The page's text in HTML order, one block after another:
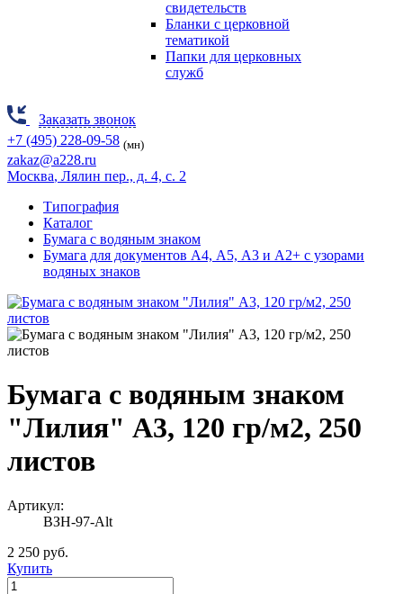
свидетельств
Бланки с церковной
тематикой
Папки для церковных
служб
Заказать звонок
+7 (495) 228-09-58 (мн)
zakaz@a228.ru
Москва, Лялин пер., д. 4, с. 2
Типография
Каталог
Бумага с водяным знаком
Бумага для документов А4, А5, А3 и А2+ с узорами
водяных знаков
Бумага с водяным знаком
"Лилия" А3, 120 гр/м2, 250
листов
Артикул:
ВЗН-97-Alt
2 250 руб.
Купить